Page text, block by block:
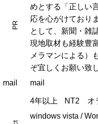
PR
めとする「正しい
応を心がけており
として、新聞・雑
現地取材も経験豊
メラマンによる）
ぞ宜しくお願い致
mail
mail
4年以上
NT2 オ
windows vista /